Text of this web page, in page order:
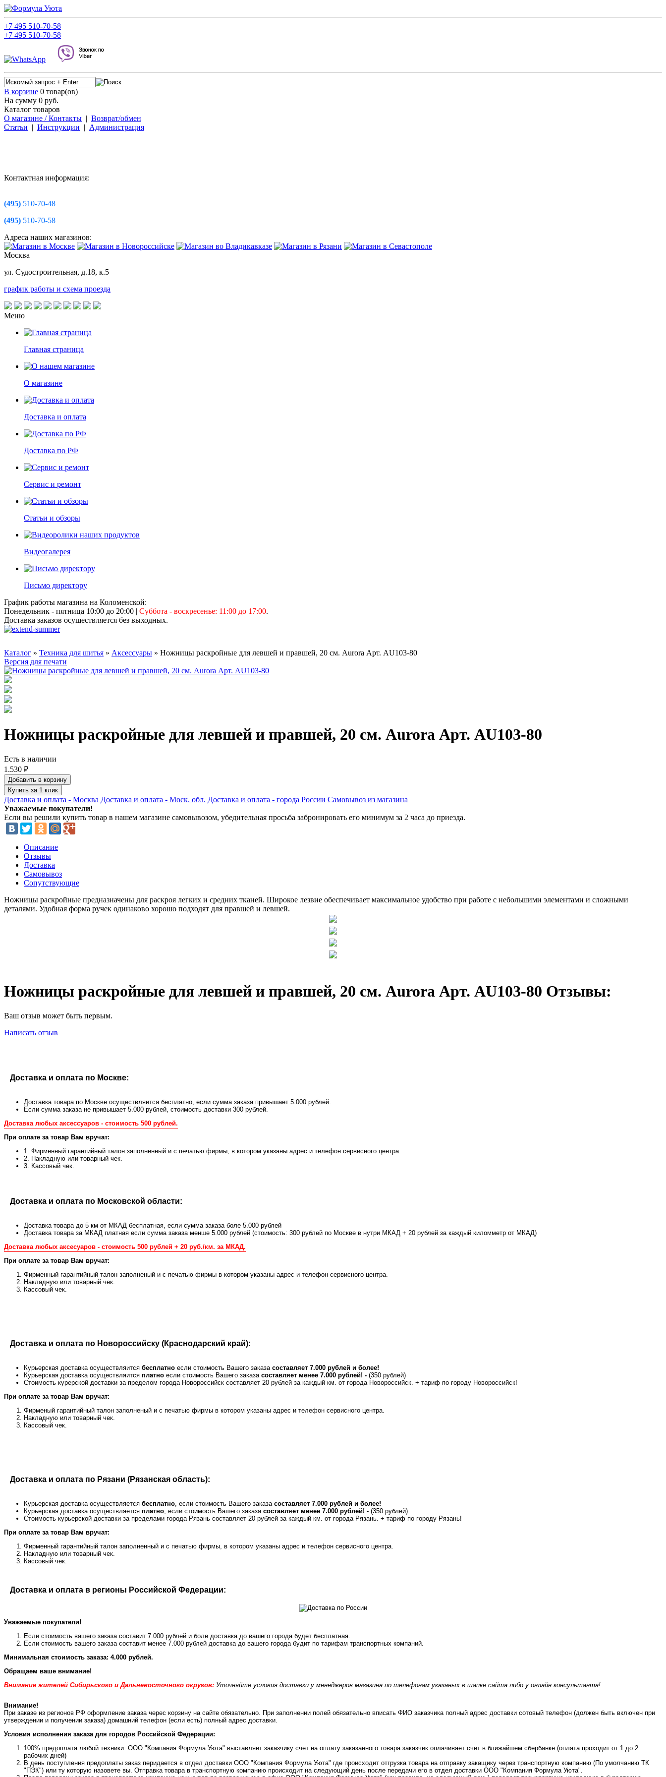
+7 495 510-70-58
+7 495 510-70-58
В корзине 0 товар(ов)
На сумму 0 руб.
Каталог товаров
О магазине / Контакты | Возврат/обмен
Статьи | Инструкции | Администрация
Контактная информация:
(495) 510-70-48
(495) 510-70-58
Адреса наших магазинов:
Москва
ул. Судостроительная, д.18, к.5
график работы и схема проезда
Меню
Главная страница
О магазине
Доставка и оплата
Доставка по РФ
Сервис и ремонт
Статьи и обзоры
Видеогалерея
Письмо директору
График работы магазина на Коломенской:
Понедельник - пятница 10:00 до 20:00 | Суббота - воскресенье: 11:00 до 17:00.
Доставка заказов осуществляется без выходных.
Каталог » Техника для шитья » Аксессуары » Ножницы раскройные для левшей и правшей, 20 см. Aurora Арт. AU103-80
Версия для печати
Ножницы раскройные для левшей и правшей, 20 см. Aurora Арт. AU103-80
Есть в наличии
1.530 ₽
Добавить в корзину
Купить за 1 клик
Доставка и оплата - Москва Доставка и оплата - Моск. обл. Доставка и оплата - города России Самовывоз из магазина
Уважаемые покупатели!
Если вы решили купить товар в нашем магазине самовывозом, убедительная просьба забронировать его минимум за 2 часа до приезда.
Описание
Отзывы
Доставка
Самовывоз
Сопутствующие
Ножницы раскройные предназначены для раскроя легких и средних тканей. Широкое лезвие обеспечивает максимальное удобство при работе с небольшими элементами и сложными
деталями. Удобная форма ручек одинаково хорошо подходят для правшей и левшей.
Ножницы раскройные для левшей и правшей, 20 см. Aurora Арт. AU103-80 Отзывы:
Ваш отзыв может быть первым.
Написать отзыв
Доставка и оплата по Москве:
Доставка товара по Москве осуществляится бесплатно, если сумма заказа привышает 5.000 рублей.
Если сумма заказа не привышает 5.000 рублей, стоимость доставки 300 рублей.
Доставка любых аксессуаров - стоимость 500 рублей.
При оплате за товар Вам вручат:
1. Фирменный гарантийный талон заполненный и с печатью фирмы, в котором указаны адрес и телефон сервисного центра.
2. Накладную или товарный чек.
3. Кассовый чек.
Доставка и оплата по Московской области:
Доставка товара до 5 км от МКАД бесплатная, если сумма заказа боле 5.000 рублей
Доставка товара за МКАД платная если сумма заказа менше 5.000 рублей (стоимость: 300 рублей по Москве в нутри МКАД + 20 рублей за каждый киломметр от МКАД)
Доставка любых аксесуаров - стоимость 500 рублей + 20 руб./км. за МКАД.
При оплате за товар Вам вручат:
Фирменный гарантийный талон заполненый и с печатью фирмы в котором указаны адрес и телефон сервисного центра.
Накладную или товарный чек.
Кассовый чек.
Доставка и оплата по Новороссийску (Краснодарский край):
Курьерская доставка осуществляится бесплатно если стоимость Вашего заказа составляет 7.000 рублей и более!
Курьерская доставка осуществляится платно если стоимость Вашего заказа составляет менее 7.000 рублей! - (350 рублей)
Стоимость курерской доставки за пределом города Новороссийск составляет 20 рублей за каждый км. от города Новороссийск. + тариф по городу Новороссийск!
При оплате за товар Вам вручат:
Фирменый гарантийный талон заполненый и с печатью фирмы в котором указаны адрес и телефон сервисного центра.
Накладную или товарный чек.
Кассовый чек.
Доставка и оплата по Рязани (Рязанская область):
Курьерская доставка осуществляется бесплатно , если стоимость Вашего заказа составляет 7.000 рублей и более!
Курьерская доставка осуществляется платно , если стоимость Вашего заказа составляет менее 7.000 рублей! - (350 рублей)
Стоимость курьерской доставки за пределами города Рязань составляет 20 рублей за каждый км. от города Рязань. + тариф по городу Рязань!
При оплате за товар Вам вручат:
Фирменный гарантийный талон заполненный и с печатью фирмы, в котором указаны адрес и телефон сервисного центра.
Накладную или товарный чек.
Кассовый чек.
Доставка и оплата в регионы Российской Федерации:
Уважаемые покупатели!
Если стоимость вашего заказа составит 7.000 рублей и боле доставка до вашего города будет бесплатная.
Если стоимость вашего заказа составит менее 7.000 рублей доставка до вашего города будит по тарифам транспортных компаний.
Минимальная стоимость заказа: 4.000 рублей.
Обращаем ваше внимание!
Внимание жителей Сибирьского и Дальневосточного округов: Уточняйте условия доставки у менеджеров магазина по телефонам указаных в шапке сайта либо у онлайн консультанта!
Внимание!
При заказе из регионов РФ оформление заказа черес корзину на сайте обязательно. При заполнении полей обязательно вписать ФИО заказчика полный адрес доставки сотовый телефон (должен быть включен при
утверждении и получении заказа) домашний телефон (если есть) полный адрес доставки.
Условия исполнения заказа для городов Российской Федерации:
100% предоплата любой техники: ООО "Компания Формула Уюта" выставляет заказчику счет на оплату заказанного товара заказчик оплачивает счет в ближайшем сбербанке (оплата проходит от 1 до 2
рабочих дней)
В день поступления предоплаты заказ перидается в отдел доставки ООО "Компания Формула Уюта" где происходит отгрузка товара на отправку закащику через транспортную компанию (По умолчанию ТК
"ПЭК") или ту которую назовете вы. Отправка товара в транспортную компанию происходит на следующий день после передачи его в отдел доставки ООО "Компания Формула Уюта".